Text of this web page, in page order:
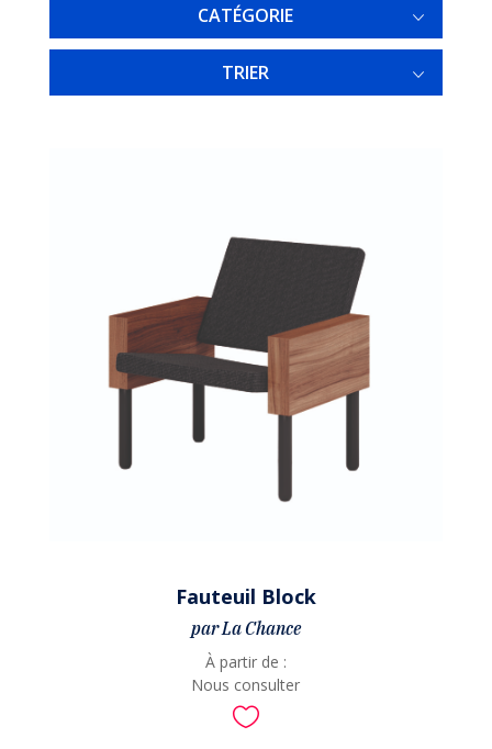
CATÉGORIE
TRIER
Fauteuil Block
par La Chance
À partir de :
Nous consulter
